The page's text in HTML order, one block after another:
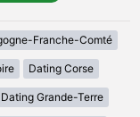
Franche-Comté
Dating Corse
Dating Grande-Terre